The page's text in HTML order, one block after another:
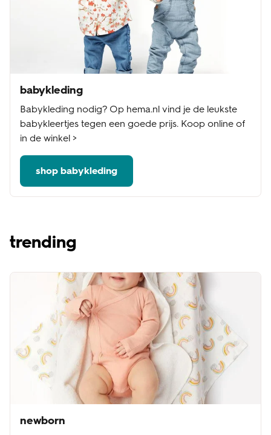
babykleding
Babykleding nodig? Op hema.nl vind je de leukste
babykleertjes tegen een goede prijs. Koop online of
in de winkel >
shop babykleding
trending
newborn